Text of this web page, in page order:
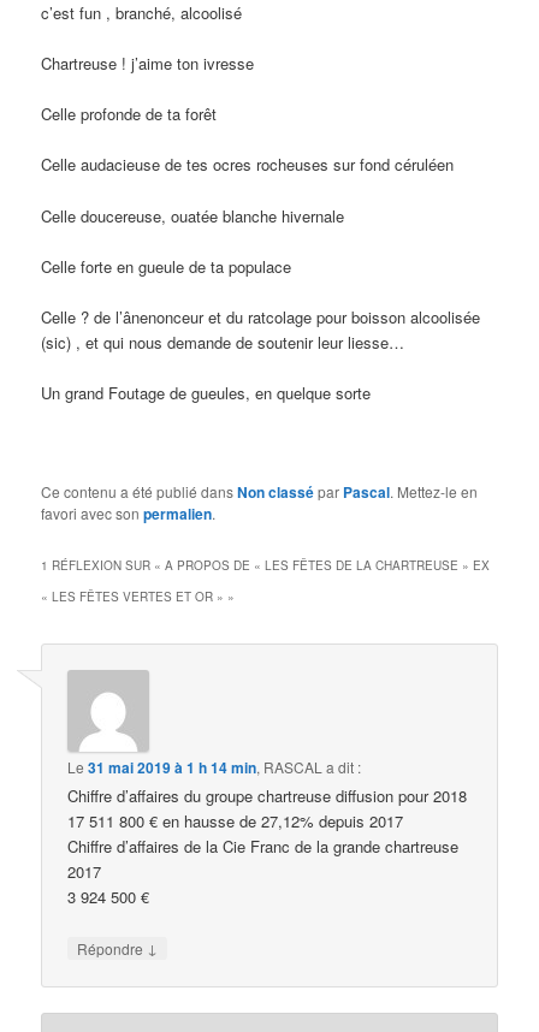
c’est fun , branché, alcoolisé
Chartreuse ! j’aime ton ivresse
Celle profonde de ta forêt
Celle audacieuse de tes ocres rocheuses sur fond céruléen
Celle doucereuse, ouatée blanche hivernale
Celle forte en gueule de ta populace
Celle ? de l’ânenonceur et du ratcolage pour boisson alcoolisée
(sic) , et qui nous demande de soutenir leur liesse…
Un grand Foutage de gueules, en quelque sorte
Ce contenu a été publié dansNon classépar Pascal. Mettez-le en
favori avec sonpermalien.
1 RÉFLEXION SUR «A PROPOS DE « LES FÊTES DE LA CHARTREUSE » EX
« LES FÊTES VERTES ET OR » »
Le31 mai 2019 à 1 h 14 min, RASCALa dit :
Chiffre d’affaires du groupe chartreuse diffusion pour 2018
17 511 800 € en hausse de 27,12% depuis 2017
Chiffre d’affaires de la Cie Franc de la grande chartreuse
2017
3 924 500 €
Répondre ↓